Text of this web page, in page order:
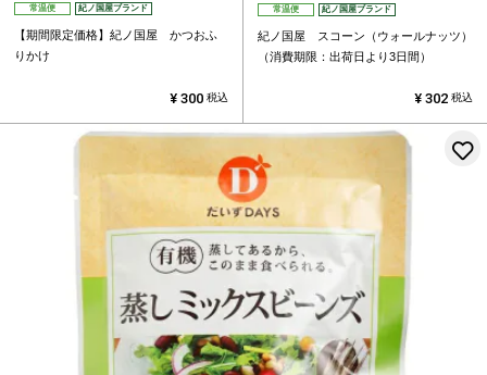
常温便 紀ノ国屋ブランド
【期間限定価格】紀ノ国屋 かつおふ
りかけ
¥ 300 税込
常温便 紀ノ国屋ブランド
紀ノ国屋 スコーン（ウォールナッツ）
（消費期限：出荷日より3日間）
¥ 302 税込